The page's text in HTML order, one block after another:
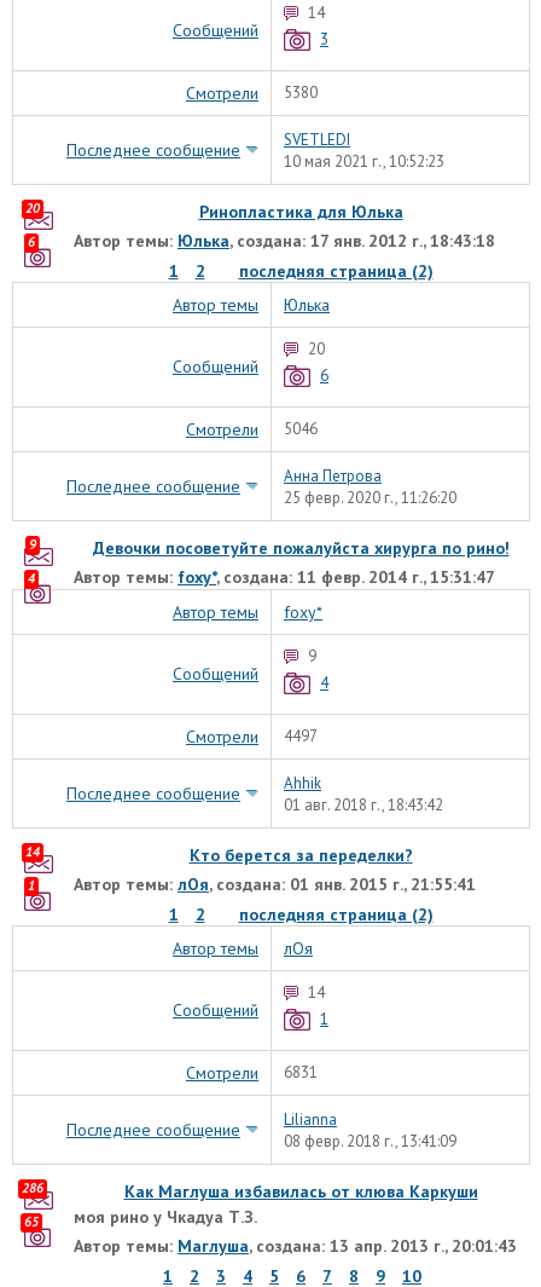
Сообщений
14
3
Смотрели 5380
Последнее сообщение
SVETLEDI
10 мая 2021 г., 10:52:23
Ринопластика для Юлька
Автор темы: Юлька, создана: 17 янв. 2012 г., 18:43:18
1
2 последняя страница (2)
20
6
Автор темы Юлька
Сообщений
20
6
Смотрели 5046
Последнее сообщение
Анна Петрова
25 февр. 2020 г., 11:26:20
Девочки посоветуйте пожалуйста хирурга по рино!
Автор темы: foxy*, создана: 11 февр. 2014 г., 15:31:47
9
4
Автор темы foxy*
Сообщений
9
4
Смотрели 4497
Последнее сообщение
Ahhik
01 авг. 2018 г., 18:43:42
Кто берется за переделки?
Автор темы: лОя, создана: 01 янв. 2015 г., 21:55:41
1
2 последняя страница (2)
14
1
Автор темы лОя
Сообщений
14
1
Смотрели 6831
Последнее сообщение
Lilianna
08 февр. 2018 г., 13:41:09
Как Маглуша избавилась от клюва Каркуши
моя рино у Чкадуа Т.З.
Автор темы: Маглуша, создана: 13 апр. 2013 г., 20:01:43
1
2 3 4 5 6 7 8 9
10
286
65